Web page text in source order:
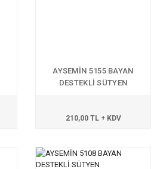
AYSEMİN 5155 BAYAN
DESTEKLİ SÜTYEN
210,00 TL + KDV